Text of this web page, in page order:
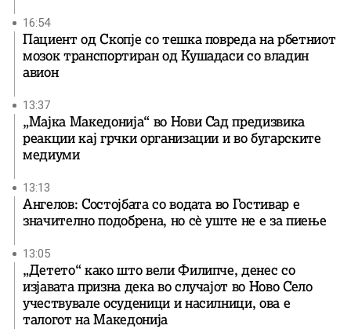
16:54
Пациент од Скопје со тешка повреда на рбетниот
мозок транспортиран од Кушадаси со владин
авион
13:37
„Мајка Македонија“ во Нови Сад предизвика
реакции кај грчки организации и во бугарските
медиуми
13:13
Ангелов: Состојбата со водата во Гостивар е
значително подобрена, но сè уште не е за пиење
13:05
„Детето“ како што вели Филипче, денес со
изјавата призна дека во случајот во Ново Село
учествувале осуденици и насилници, ова е
талогот на Македонија